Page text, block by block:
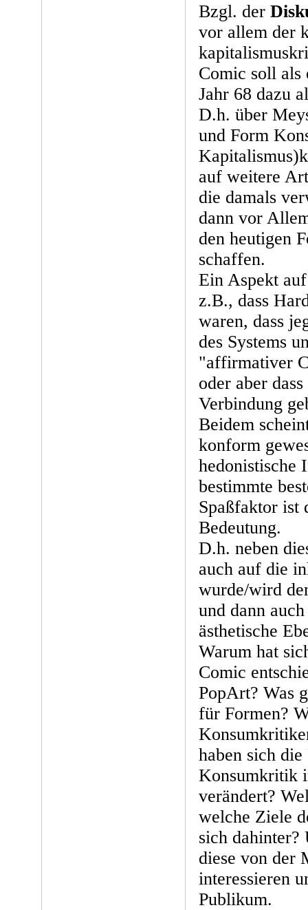
Bzgl. der
vor allem der
Comic soll als
Jahr 68 dazu
D.h. über
und Form
auf weitere
die damals
dann vor
den heutigen
schaffen.
Ein Aspekt
z.B., dass
waren, dass
des Systems
"affirmativer
oder aber
Verbindung
Beidem
konform
hedonistische
bestimmte
Spaßfaktor ist
Bedeutung.
D.h. neben
auch auf die
wurde/wird
und dann
ästhetische
Warum hat
Comic
PopArt? Was
für Formen?
haben sich
Konsumkritik
verändert?
welche Ziele
sich dahinter?
diese von der
interessieren
Publikum.